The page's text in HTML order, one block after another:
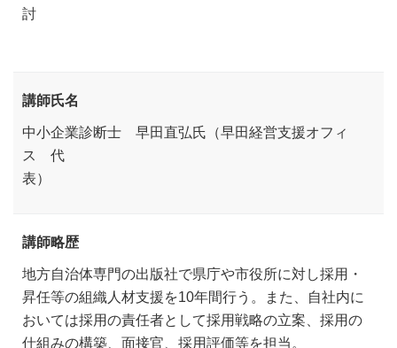
討
講師氏名
中小企業診断士 早田直弘氏（早田経営支援オフィ
ス 代
表
講師略歴
地方自治体専門の出版社で県庁や市役所に対し採用・
昇任等の組織人材支援を10年間行う。また、自社内に
おいては採用の責任者として採用戦略の立案、採用の
仕組みの構築、面接官、採用評価等を担当。